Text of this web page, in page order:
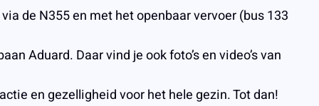
de N355 en met het openbaar vervoer (bus 133
Aduard. Daar vind je ook foto’s en video’s van
en gezelligheid voor het hele gezin. Tot dan!